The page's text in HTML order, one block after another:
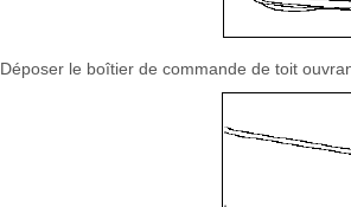
Déposer le boîtier de commande de toit